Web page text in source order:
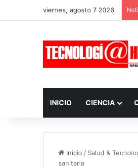
viernes, agosto 7 2026
INICIO CIENCIA
Inicio / Salud &
sanitaria